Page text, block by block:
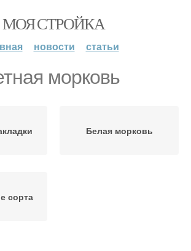
МОЯ СТРОЙКА
новости статьи
морковь
Белая морковь
сорта